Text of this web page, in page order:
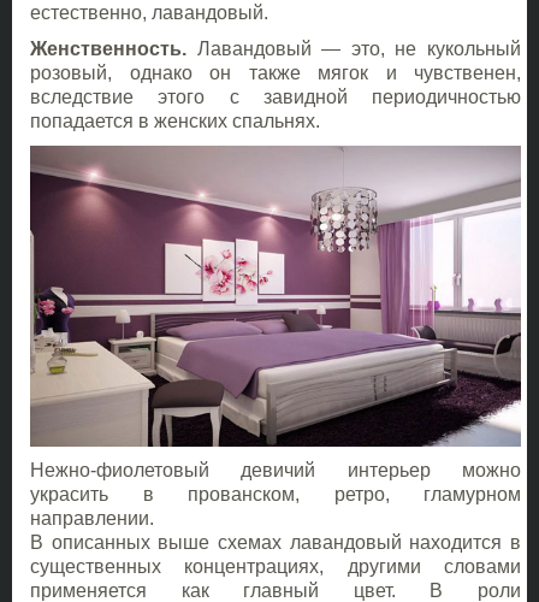
естественно, лавандовый.
Женственность. Лавандовый — это, не кукольный
розовый, однако он также мягок и чувственен,
вследствие этого с завидной периодичностью
попадается в женских спальнях.
Нежно-фиолетовый девичий интерьер можно
украсить в прованском, ретро, гламурном
направлении.
В описанных выше схемах лавандовый находится в
существенных концентрациях, другими словами
применяется как главный цвет. В роли